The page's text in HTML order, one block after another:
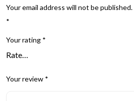
Your email address will not be published.
*
Your rating *
Your review *